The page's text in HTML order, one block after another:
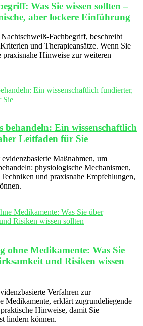
Was Sie wissen sollten –
aber lockere Einführung
Fachbegriff, beschreibt
und Therapieansätze. Wenn Sie
Hinweise zur weiteren
behandeln: Ein wissenschaftlich
Leitfaden für Sie
Maßnahmen, um
physiologische Mechanismen,
und praxisnahe Empfehlungen,
ohne Medikamente: Was Sie
und Risiken wissen
Verfahren zur
Medikamente, erklärt zugrundeliegende
Hinweise, damit Sie
lindern können.